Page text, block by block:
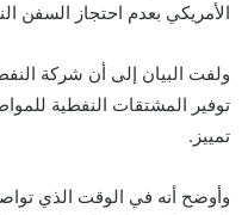
الأمريكي بعدم احتجاز السفن
ولفت البيان إلى أن شركة
توفير المشتقات النفطية
تمييز.
وأوضح أنه في الوقت الذي